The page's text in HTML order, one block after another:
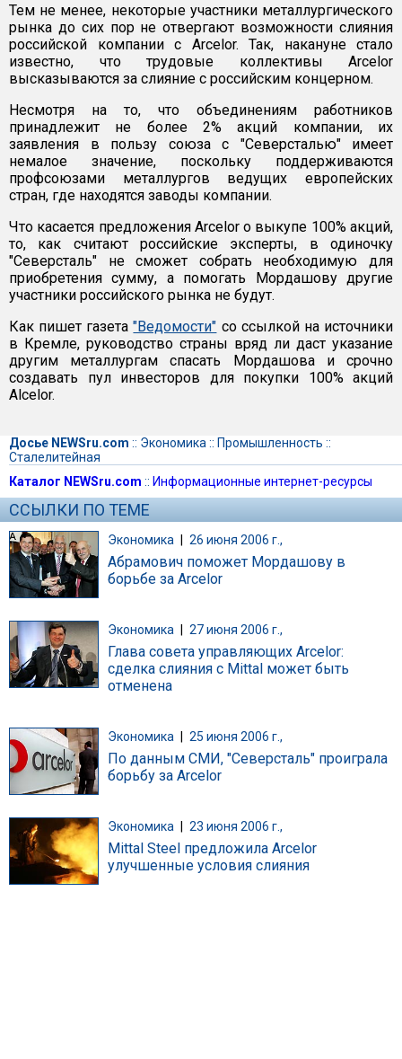
Тем не менее, некоторые участники металлургического
рынка до сих пор не отвергают возможности слияния
российской компании с Arcelor. Так, накануне стало
известно, что трудовые коллективы Arcelor
высказываются за слияние с российским концерном.
Несмотря на то, что объединениям работников
принадлежит не более 2% акций компании, их
заявления в пользу союза с "Северсталью" имеет
немалое значение, поскольку поддерживаются
профсоюзами металлургов ведущих европейских
стран, где находятся заводы компании.
Что касается предложения Arcelor о выкупе 100% акций,
то, как считают российские эксперты, в одиночку
"Северсталь" не сможет собрать необходимую для
приобретения сумму, а помогать Мордашову другие
участники российского рынка не будут.
Как пишет газета"Ведомости" со ссылкой на источники
в Кремле, руководство страны вряд ли даст указание
другим металлургам спасать Мордашова и срочно
создавать пул инвесторов для покупки 100% акций
Alcelor.
Досье NEWSru.com :: Экономика :: Промышленность ::
Сталелитейная
Каталог NEWSru.com :: Информационные интернет-ресурсы
ССЫЛКИ ПО ТЕМЕ
Экономика | 26 июня 2006 г.,
Абрамович поможет Мордашову в
борьбе за Arcelor
Экономика 27 июня 2006 г.,
Глава совета управляющих Arcelor:
сделка слияния с Mittal может быть
отменена
Экономика 25 июня 2006 г.,
По данным СМИ, "Северсталь" проиграла
борьбу за Arcelor
Экономика 23 июня 2006 г.,
Mittal Steel предложила Arcelor
улучшенные условия слияния